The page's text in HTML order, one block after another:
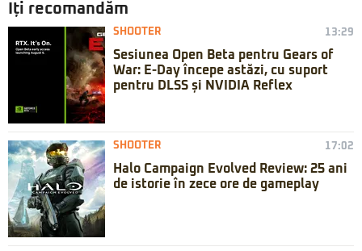
Iți recomandăm
SHOOTER 13:29
Sesiunea Open Beta pentru Gears of
War: E-Day începe astăzi, cu suport
pentru DLSS și NVIDIA Reflex
SHOOTER 17:02
Halo Campaign Evolved Review: 25 ani
de istorie în zece ore de gameplay